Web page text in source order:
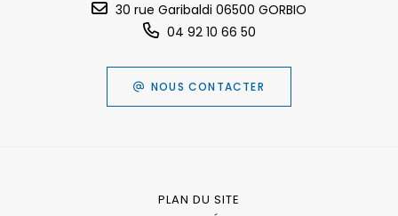
30 rue Garibaldi 06500 GORBIO
04 92 10 66 50
NOUS CONTACTER
PLAN DU SITE